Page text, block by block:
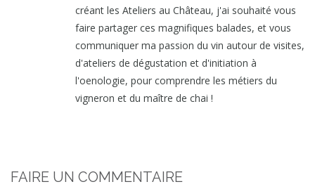
créant les Ateliers au Château, j'ai souhaité vous
faire partager ces magnifiques balades, et vous
communiquer ma passion du vin autour de visites,
d'ateliers de dégustation et d'initiation à
l'oenologie, pour comprendre les métiers du
vigneron et du maître de chai !
FAIRE UN COMMENTAIRE